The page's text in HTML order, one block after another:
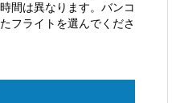
間は異なります。バンコ
フライトを選んでくださ